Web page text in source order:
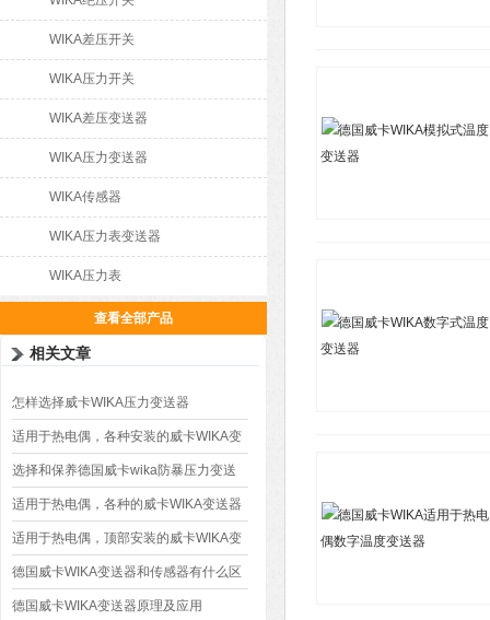
WIKA差压开关
WIKA压力开关
WIKA差压变送器
WIKA压力变送器
WIKA传感器
WIKA压力表变送器
WIKA压力表
查看全部产品
相关文章
怎样选择威卡WIKA压力变送器
适用于热电偶，各种安装的威卡WIKA变
送器
选择和保养德国威卡wika防暴压力变送
器重要性
适用于热电偶，各种的威卡WIKA变送器
适用于热电偶，顶部安装的威卡WIKA变
送器
德国威卡WIKA变送器和传感器有什么区
别
德国威卡WIKA变送器原理及应用